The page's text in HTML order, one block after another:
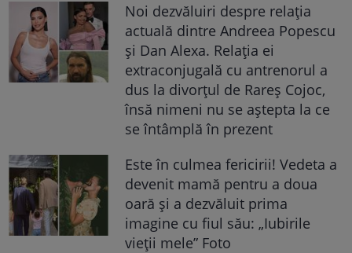
Noi dezvăluiri despre relația
actuală dintre Andreea Popescu
și Dan Alexa. Relația ei
extraconjugală cu antrenorul a
dus la divorțul de Rareș Cojoc,
însă nimeni nu se aștepta la ce
se întâmplă în prezent
Este în culmea fericirii! Vedeta a
devenit mamă pentru a doua
oară și a dezvăluit prima
imagine cu fiul său: „Iubirile
vieții mele” Foto